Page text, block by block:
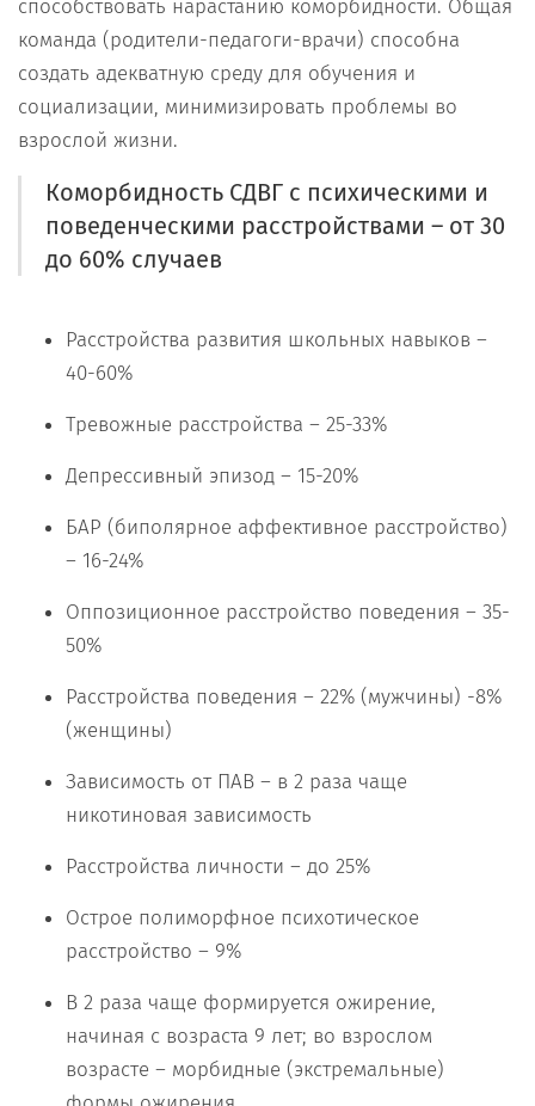
способствовать нарастанию коморбидности. Общая
команда (родители-педагоги-врачи) способна
создать адекватную среду для обучения и
социализации, минимизировать проблемы во
взрослой жизни.
Коморбидность СДВГ с психическими и
поведенческими расстройствами – от 30
до 60% случаев
Расстройства развития школьных навыков –
40-60%
Тревожные расстройства – 25-33%
Депрессивный эпизод – 15-20%
БАР (биполярное аффективное расстройство)
– 16-24%
Оппозиционное расстройство поведения – 35-
50%
Расстройства поведения – 22% (мужчины) -8%
(женщины)
Зависимость от ПАВ – в 2 раза чаще
никотиновая зависимость
Расстройства личности – до 25%
Острое полиморфное психотическое
расстройство – 9%
В 2 раза чаще формируется ожирение,
начиная с возраста 9 лет; во взрослом
возрасте – морбидные (экстремальные)